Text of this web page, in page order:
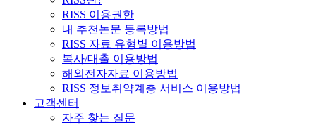
RISS 이용권한
내 추천논문 등록방법
RISS 자료 유형별 이용방법
복사/대출 이용방법
해외전자자료 이용방법
RISS 정보취약계층 서비스 이용방법
고객센터
자주 찾는 질문